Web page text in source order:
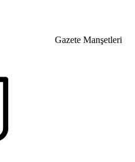
Gazete Manşetleri